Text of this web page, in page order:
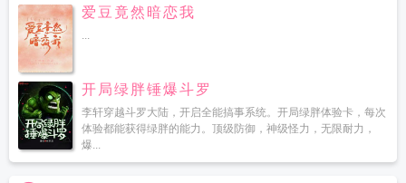
爱豆竟然暗恋我
...
开局绿胖锤爆斗罗
李轩穿越斗罗大陆，开启全能搞事系统。开局绿胖体验卡，每次
体验都能获得绿胖的能力。顶级防御，神级怪力，无限耐力，
爆...